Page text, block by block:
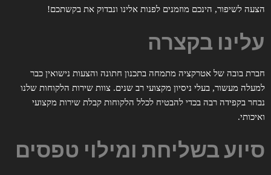
הצעה לשיפור, הינכם מוזמנים לפנות אלינו ונבדוק את בקשתכם!
עלינו בקצרה
חברת בובה של אטרקציה מתמחה בתכנון חתונה והצעות נישואין כבר
למעלה מעשור, בעלי ניסיון מקצועי רב שנים. צוות שירות הלקוחות שלנו
נבחר בקפידה רבה בכדי להבטיח לכלל הלקוחות קבלת שירות מקצועי
ואיכותי.
סיוע בשליחת ומילוי טפסים